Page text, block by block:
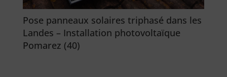
Pose panneaux solaires triphasé dans les
Landes – Installation photovoltaïque
Pomarez (40)